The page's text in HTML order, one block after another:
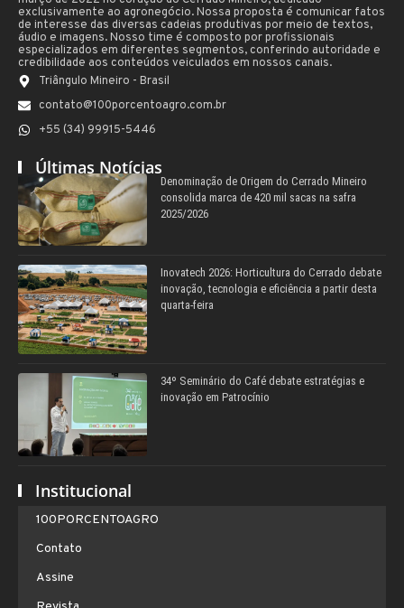
exclusivamente ao agronegócio. Nossa proposta é comunicar fatos
de interesse das diversas cadeias produtivas por meio de textos,
áudio e imagens. Nosso time é composto por profissionais
especializados em diferentes segmentos, conferindo autoridade e
credibilidade aos conteúdos veiculados em nossos canais.
Triângulo Mineiro - Brasil
contato@100porcentoagro.com.br
+55 (34) 99915-5446
Últimas Notícias
Denominação de Origem do Cerrado Mineiro
consolida marca de 420 mil sacas na safra
2025/2026
Inovatech 2026: Horticultura do Cerrado debate
inovação, tecnologia e eficiência a partir desta
quarta-feira
34º Seminário do Café debate estratégias e
inovação em Patrocínio
Institucional
100PORCENTOAGRO
Contato
Assine